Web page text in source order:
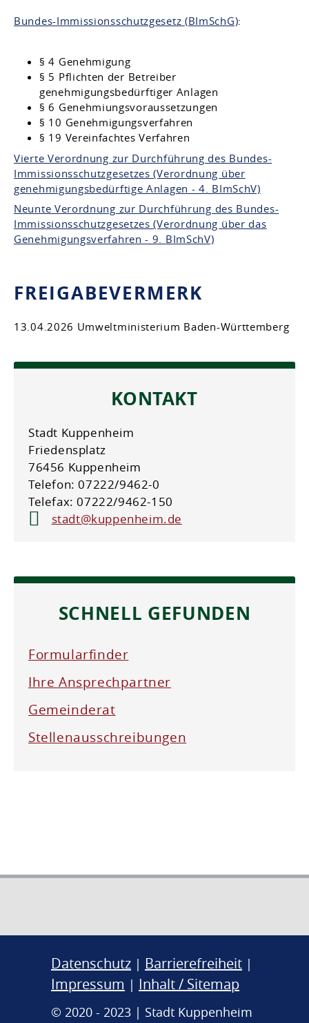
Bundes-Immissionsschutzgesetz (BImSchG):
§ 4 Genehmigung
§ 5 Pflichten der Betreiber
genehmigungsbedürftiger Anlagen
§ 6 Genehmiungsvoraussetzungen
§ 10 Genehmigungsverfahren
§ 19 Vereinfachtes Verfahren
Vierte Verordnung zur Durchführung des Bundes-
Immissionsschutzgesetzes (Verordnung über
genehmigungsbedürftige Anlagen - 4. BImSchV)
Neunte Verordnung zur Durchführung des Bundes-
Immissionsschutzgesetzes (Verordnung über das
Genehmigungsverfahren - 9. BImSchV)
FREIGABEVERMERK
13.04.2026 Umweltministerium Baden-Württemberg
KONTAKT
Stadt Kuppenheim
Friedensplatz
76456 Kuppenheim
Telefon: 07222/9462-0
Telefax: 07222/9462-150
stadt@kuppenheim.de
SCHNELL GEFUNDEN
Formularfinder
Ihre Ansprechpartner
Gemeinderat
Stellenausschreibungen
Datenschutz | Barrierefreiheit |
Impressum | Inhalt / Sitemap
© 2020 - 2023 | Stadt Kuppenheim